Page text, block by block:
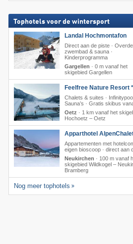
Tophotels voor de wintersport
Landal Hochmontafon
Direct aan de piste ·
zwembad & sauna ·
Kinderprogramma
Gargellen · 0 m vanaf het
skigebied Gargellen
Feelfree Nature Resort
Chalets & suites ·
Sauna’s · Gratis skibus
Oetz · 1 km vanaf het
Hochoetz – Oetz
Apparthotel
Appartementen met
eigen bioscoop · direct aan
Neukirchen · 100 m vanaf
skigebied Wildkogel –
Bramberg
Nog meer tophotels